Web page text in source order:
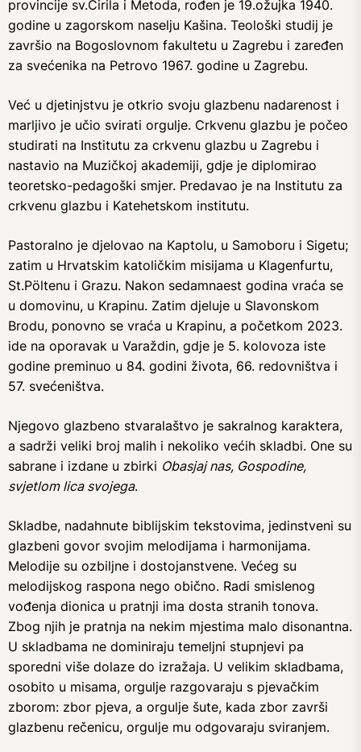
provincije sv.Ćirila i Metoda, rođen je 19.ožujka 1940.
godine u zagorskom naselju Kašina. Teološki studij je
završio na Bogoslovnom fakultetu u Zagrebu i zaređen
za svećenika na Petrovo 1967. godine u Zagrebu.
Već u djetinjstvu je otkrio svoju glazbenu nadarenost i
marljivo je učio svirati orgulje. Crkvenu glazbu je počeo
studirati na Institutu za crkvenu glazbu u Zagrebu i
nastavio na Muzičkoj akademiji, gdje je diplomirao
teoretsko-pedagoški smjer. Predavao je na Institutu za
crkvenu glazbu i Katehetskom institutu.
Pastoralno je djelovao na Kaptolu, u Samoboru i Sigetu;
zatim u Hrvatskim katoličkim misijama u Klagenfurtu,
St.Pöltenu i Grazu. Nakon sedamnaest godina vraća se
u domovinu, u Krapinu. Zatim djeluje u Slavonskom
Brodu, ponovno se vraća u Krapinu, a početkom 2023.
ide na oporavak u Varaždin, gdje je 5. kolovoza iste
godine preminuo u 84. godini života, 66. redovništva i
57. svećeništva.
Njegovo glazbeno stvaralaštvo je sakralnog karaktera,
a sadrži veliki broj malih i nekoliko većih skladbi. One su
sabrane i izdane u zbirki Obasjaj nas, Gospodine,
svjetlom lica svojega.
Skladbe, nadahnute biblijskim tekstovima, jedinstveni su
glazbeni govor svojim melodijama i harmonijama.
Melodije su ozbiljne i dostojanstvene. Većeg su
melodijskog raspona nego obično. Radi smislenog
vođenja dionica u pratnji ima dosta stranih tonova.
Zbog njih je pratnja na nekim mjestima malo disonantna.
U skladbama ne dominiraju temeljni stupnjevi pa
sporedni više dolaze do izražaja. U velikim skladbama,
osobito u misama, orgulje razgovaraju s pjevačkim
zborom: zbor pjeva, a orgulje šute, kada zbor završi
glazbenu rečenicu, orgulje mu odgovaraju sviranjem.